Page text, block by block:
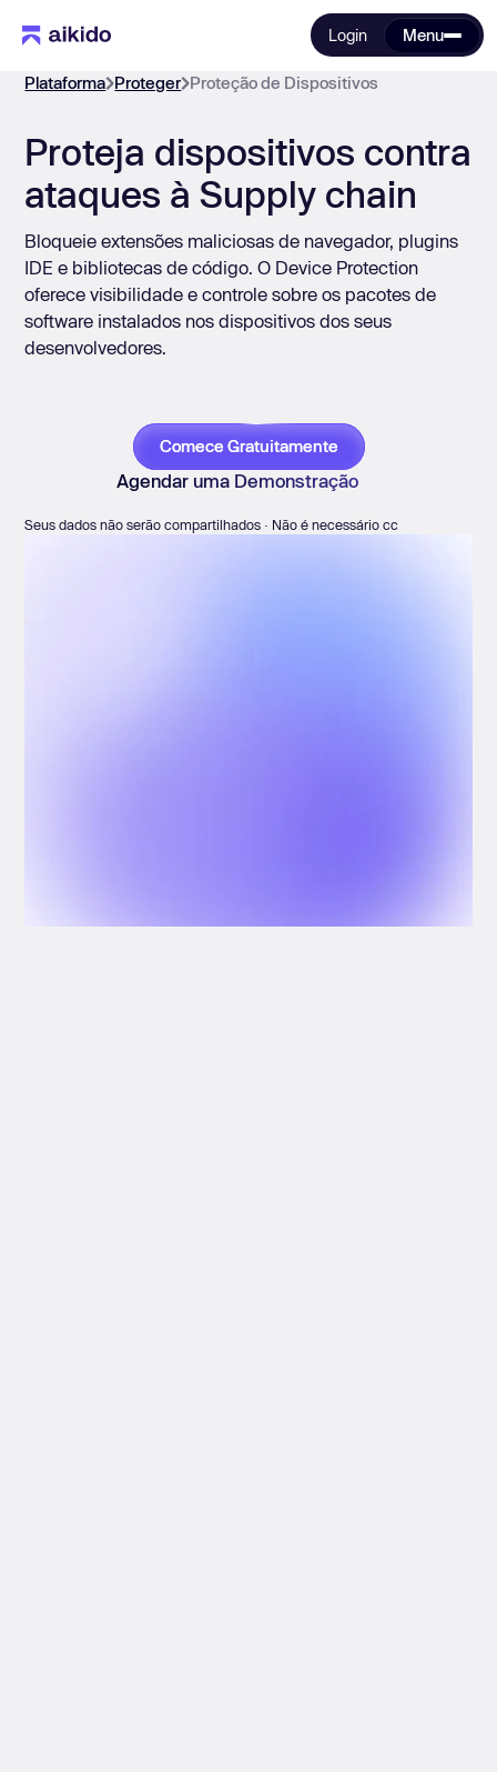
Login Menu
Plataforma Proteger Proteção de Dispositivos
Proteja dispositivos contra
ataques à Supply chain
Bloqueie extensões maliciosas de navegador, plugins
IDE e bibliotecas de código. O Device Protection
oferece visibilidade e controle sobre os pacotes de
software instalados nos dispositivos dos seus
desenvolvedores.
Comece Gratuitamente
Agendar uma Demonstração
Seus dados não serão compartilhados · Não é necessário cc